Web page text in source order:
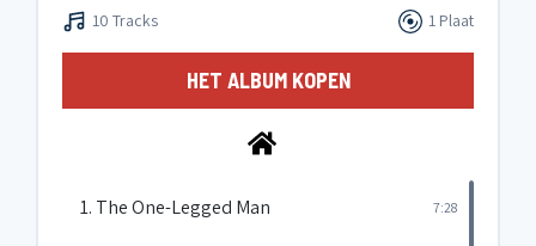
10 Tracks 1 Plaat
HET ALBUM KOPEN
1. The One-Legged Man 7:28